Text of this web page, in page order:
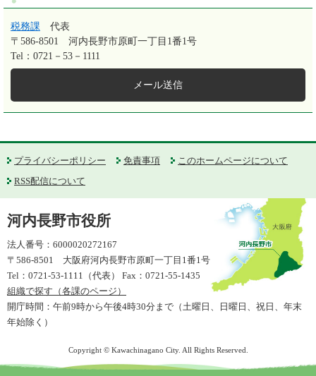
税務課
代表
〒586-8501
河内長野市原町一丁目1番1号
Tel：0721－53－1111
メール送信
プライバシーポリシー 免責事項
このホームページについて
RSS配信について
河内長野市役所
法人番号：6000020272167
〒586-8501 大阪府河内長野市原町一丁目1番1号
Tel：0721-53-1111（代表） Fax：0721-55-1435
組織で探す（各課のページ）
開庁時間：午前9時から午後4時30分まで（土曜日、日曜日、祝日、年末
年始除く）
Copyright © Kawachinagano City. All Rights Reserved.